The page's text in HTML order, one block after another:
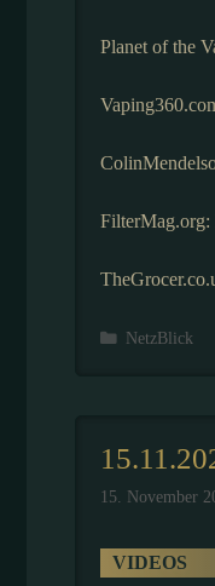
Planet of the
FilterMag.org:
Kategorien
NetzBlick
15. November
VIDEOS